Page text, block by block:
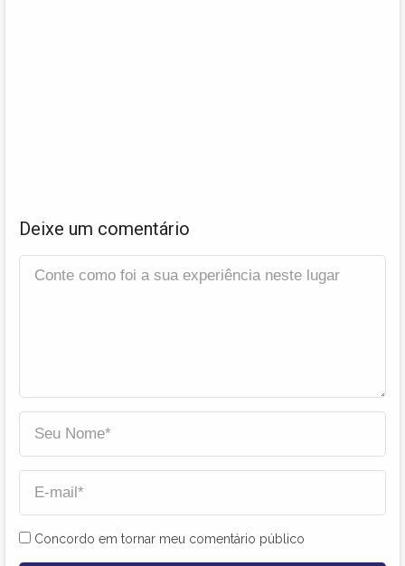
Deixe um comentário
Concordo em tornar meu comentário público